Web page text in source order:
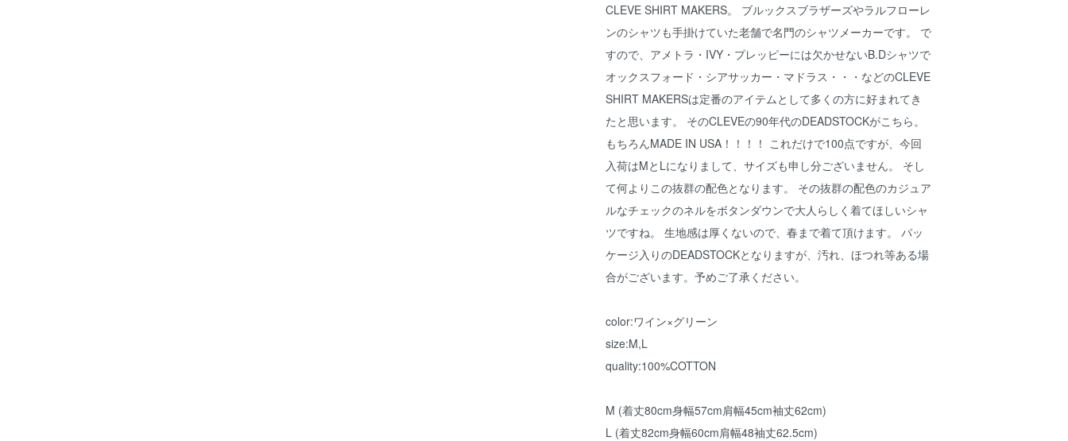
CLEVE SHIRT MAKERS。 ブルックスブラザーズやラルフローレ
ンのシャツも手掛けていた老舗で名門のシャツメーカーです。 で
すので、アメトラ・IVY・プレッピーには欠かせないB.Dシャツで
オックスフォード・シアサッカー・マドラス・・・などのCLEVE
SHIRT MAKERSは定番のアイテムとして多くの方に好まれてき
たと思います。 そのCLEVEの90年代のDEADSTOCKがこちら。
もちろんMADE IN USA！！！！ これだけで100点ですが、今回
入荷はMとLになりまして、サイズも申し分ございません。 そし
て何よりこの抜群の配色となります。 その抜群の配色のカジュア
ルなチェックのネルをボタンダウンで大人らしく着てほしいシャ
ツですね。 生地感は厚くないので、春まで着て頂けます。 パッ
ケージ入りのDEADSTOCKとなりますが、汚れ、ほつれ等ある場
合がございます。予めご了承ください。
color:ワイン×グリーン
size:M,L
quality:100%COTTON
M (着丈80cm身幅57cm肩幅45cm袖丈62cm)
L (着丈82cm身幅60cm肩幅48袖丈62.5cm)